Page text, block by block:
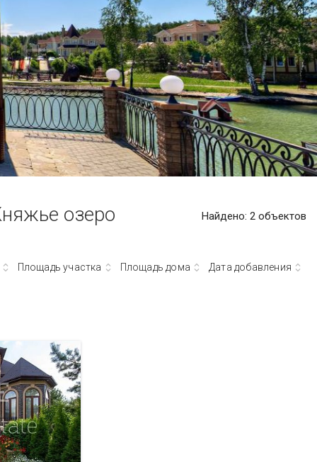
ПОСМОТРЕТЬ ВСЕ
ПОСМОТРЕТЬ ВСЕ
Резиденс
ВСЕ ПОСЁЛКИ
Усово
Шульгино
ВСЕ ПОСЁЛКИ
озеро Найдено: 2 объектов
Площадь участка Площадь дома Дата добавления